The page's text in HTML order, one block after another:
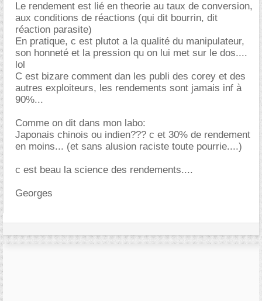
Le rendement est lié en theorie au taux de conversion,
aux conditions de réactions (qui dit bourrin, dit
réaction parasite)
En pratique, c est plutot a la qualité du manipulateur,
son honneté et la pression qu on lui met sur le dos....
lol
C est bizare comment dan les publi des corey et des
autres exploiteurs, les rendements sont jamais inf à
90%...
Comme on dit dans mon labo:
Japonais chinois ou indien??? c et 30% de rendement
en moins... (et sans alusion raciste toute pourrie....)
c est beau la science des rendements....
Georges